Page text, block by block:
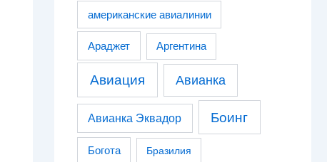
американские авиалинии
Араджет Аргентина
Авиация Авианка
Авианка Эквадор Боинг
Богота Бразилия